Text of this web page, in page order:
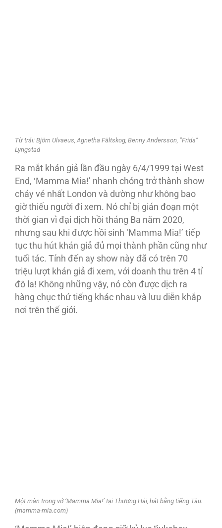
Từ trái: Björn Ulvaeus, Agnetha Fältskog, Benny Andersson, “Frida”
Lyngstad
Ra mắt khán giả lần đầu ngày 6/4/1999 tại West
End, ‘Mamma Mia!’ nhanh chóng trở thành show
cháy vé nhất London và dường như không bao
giờ thiếu người đi xem. Nó chỉ bị gián đoạn một
thời gian vì đại dịch hồi tháng Ba năm 2020,
nhưng sau khi được hồi sinh ‘Mamma Mia!’ tiếp
tục thu hút khán giả đủ mọi thành phần cũng như
tuổi tác. Tính đến ay show này đã có trên 70
triệu lượt khán giả đi xem, với doanh thu trên 4 tỉ
đô la! Không những vậy, nó còn được dịch ra
hàng chục thứ tiếng khác nhau và lưu diễn khắp
nơi trên thế giới.
Một màn trong vở ‘Mamma Mia!’ tại Thượng Hải, hát bằng tiếng Tàu.
(mamma-mia.com)